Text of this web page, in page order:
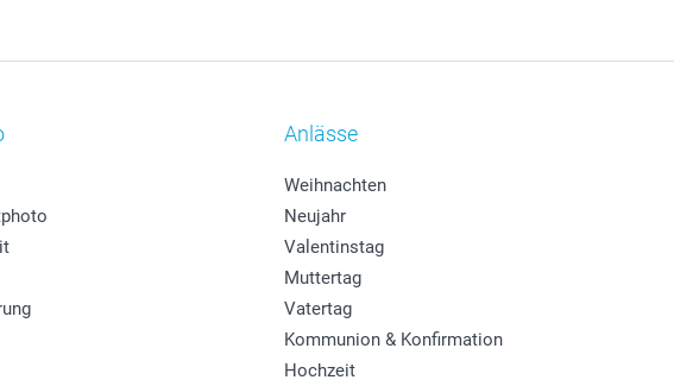
Anlässe
Weihnachten
Neujahr
Valentinstag
Muttertag
Vatertag
Kommunion & Konfirmation
Hochzeit